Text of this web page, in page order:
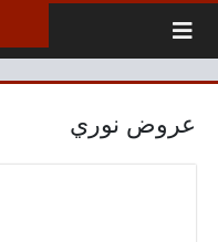
عروض نوري